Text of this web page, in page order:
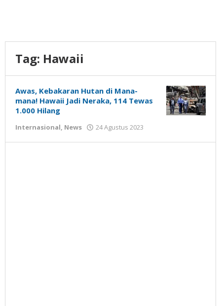
Tag: Hawaii
Awas, Kebakaran Hutan di Mana-
mana! Hawaii Jadi Neraka, 114 Tewas
1.000 Hilang
Internasional, News 24 Agustus 2023
Susanto